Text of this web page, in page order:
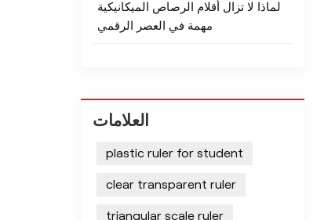
لماذا لا تزال أقلام الرصاص الميكانيكية
مهمة في العصر الرقمي
العلامات
plastic ruler for student
clear transparent ruler
triangular scale ruler